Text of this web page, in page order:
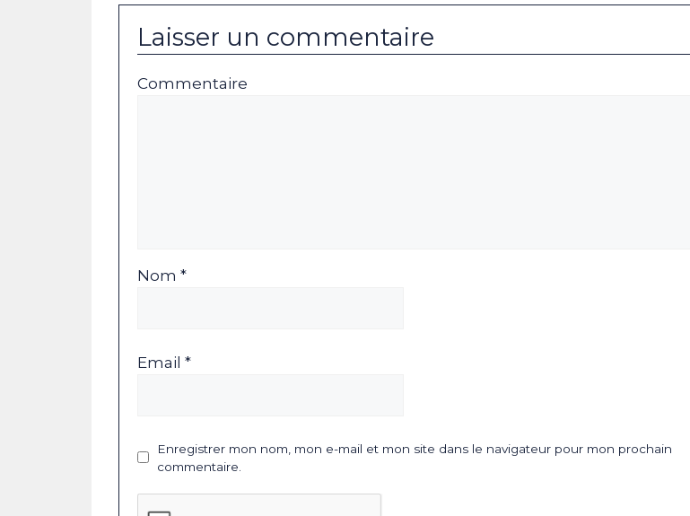
Laisser un commentaire
Commentaire
Nom *
Email *
Enregistrer mon nom, mon e-mail et mon site dans le navigateur pour mon prochain
commentaire.